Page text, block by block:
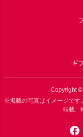
ギ
Copyright ©
※掲載の写真はイメージです
転載、